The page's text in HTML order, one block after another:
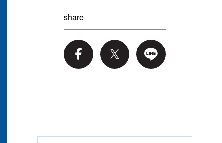
share